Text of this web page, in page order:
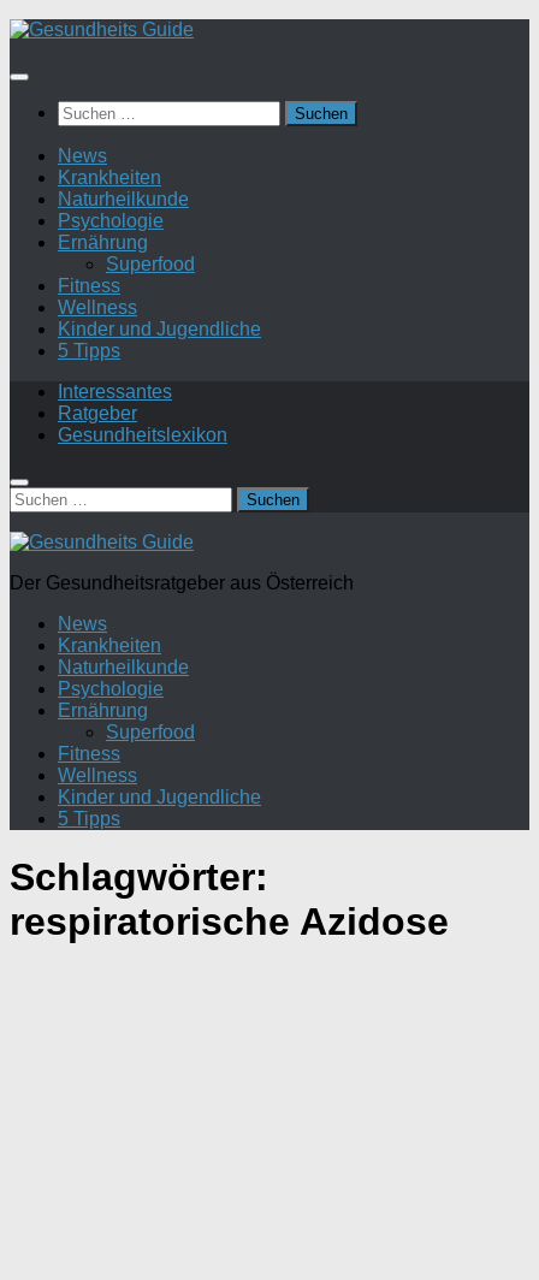
Suchen
nach:
News
Krankheiten
Naturheilkunde
Psychologie
Ernährung
Superfood
Fitness
Wellness
Kinder und Jugendliche
5 Tipps
Interessantes
Ratgeber
Gesundheitslexikon
Suchen
nach:
Der Gesundheitsratgeber aus Österreich
News
Krankheiten
Naturheilkunde
Psychologie
Ernährung
Superfood
Fitness
Wellness
Kinder und Jugendliche
5 Tipps
Schlagwörter:
respiratorische Azidose